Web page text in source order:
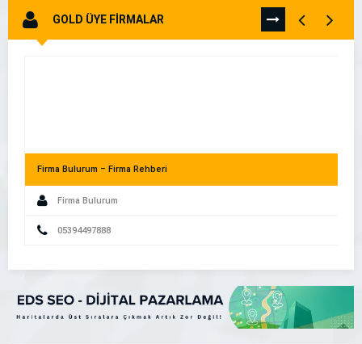
Akıllı Telefon Kullanıcıları İşletmenizi Nasıl Buluyor?
GOLD ÜYE FİRMALAR TÜMÜNÜ
GÖR
Firma Bulurum – Firma Rehberi
Firma Bulurum
05394497888